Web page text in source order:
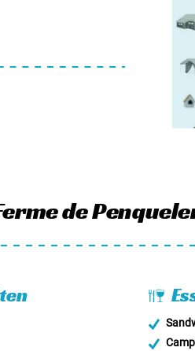
können auch
de